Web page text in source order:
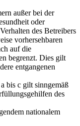
außer bei der
oder
des Betreibers
vorhersehbaren
auf die
begrenzt. Dies gilt
entgangenen
bis c gilt sinngemäß
des
nationalem